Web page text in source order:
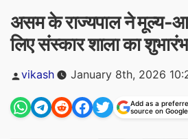
असम के राज्यपाल ने मूल्य-
लिए संस्कार शाला का
Posted
vikash January 8th, 2026
Add as a
source on Google